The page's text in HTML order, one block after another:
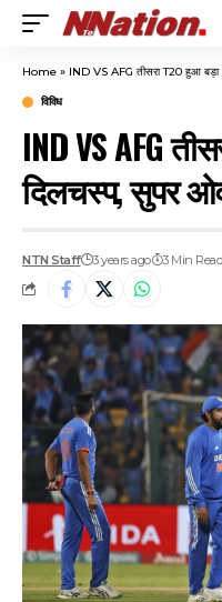
Home » IND VS AFG तीसरा T20 हुआ
विविध
IND VS AFG
दिलचस्प, सुपर
NTN Staff 3 years ago 3 Min Read